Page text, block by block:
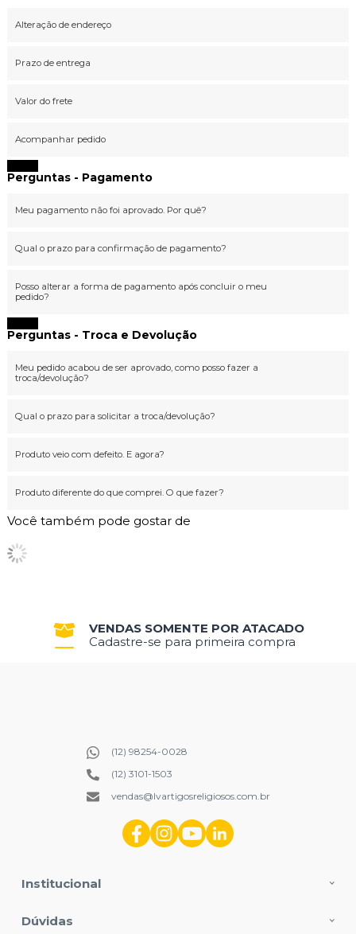
Alteração de endereço
Prazo de entrega
Valor do frete
Acompanhar pedido
Perguntas - Pagamento
Meu pagamento não foi aprovado. Por quê?
Qual o prazo para confirmação de pagamento?
Posso alterar a forma de pagamento após concluir o meu
pedido?
Perguntas - Troca e Devolução
Meu pedido acabou de ser aprovado, como posso fazer a
troca/devolução?
Qual o prazo para solicitar a troca/devolução?
Produto veio com defeito. E agora?
Produto diferente do que comprei. O que fazer?
Você também pode gostar de
VENDAS SOMENTE POR ATACADO
Cadastre-se para primeira compra
Institucional
Dúvidas
(12) 98254-0028
(12) 3101-1503
vendas@lvartigosreligiosos.com.br